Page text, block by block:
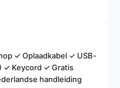
✓ Oplaadkabel ✓ USB-
✓ Keycord ✓ Gratis
handleiding